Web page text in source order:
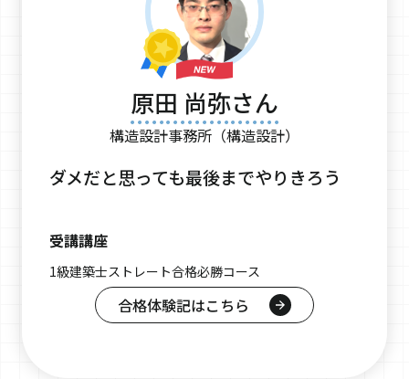
原田 尚弥さん
構造設計事務所（構造設計）
ダメだと思っても最後までやりきろう
受講講座
1級建築士ストレート合格必勝コース
合格体験記はこちら